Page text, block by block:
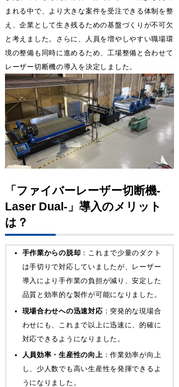
まれる中で、より大きな案件を受注できる体制を整
え、企業として生き残るための基盤づくりが不可欠
と考えました。さらに、人員を増やしやすい職場環
境の整備も同時に進めるため、工場整備と合わせて
レーザー切断機の導入を決定しました。
「ファイバーレーザー切断機-
Laser Dual-」 導入のメリット
は？
手作業からの脱却 ：これまで少量のダクト
は手切りで対応していましたが、レーザー
導入により手作業の負担が減り、安定した
品質と効率的な製作が可能になりました。
現場合わせへの迅速対応：突発的な現場合
わせにも、これまで以上に迅速に、的確に
対応できるようになりました。
人員効率・生産性の向上 ：作業効率が向上
し、少人数でも高い生産性を発揮できるよ
うになりました。